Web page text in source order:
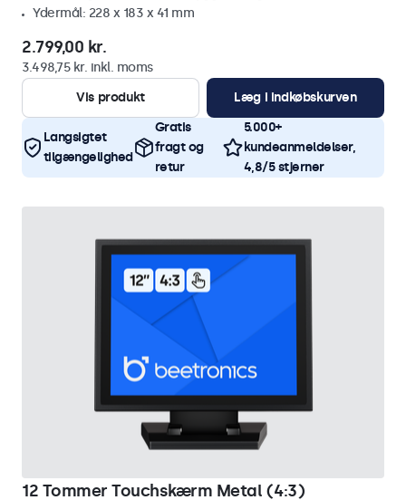
Ydermål: 228 x 183 x 41 mm
2.799,00 kr.
3.498,75 kr. inkl. moms
Vis produkt
Læg i indkøbskurven
Langsigtet
tilgængelighed
Gratis
fragt og
retur
5.000+
kundeanmeldelser,
4,8/5 stjerner
12 Tommer Touchskærm Metal (4:3)